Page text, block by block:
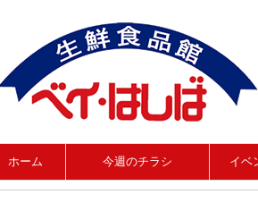
ホーム 今週のチラシ イベ